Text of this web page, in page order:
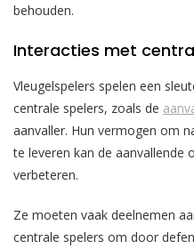
behouden.
Interacties met
Vleugelspelers spelen een
centrale spelers, zoals de
aanvaller. Hun vermogen om
te leveren kan de aanvallende
verbeteren.
Ze moeten vaak deelnemen
centrale spelers om door